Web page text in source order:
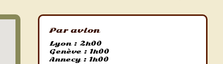
Par avion
Lyon : 2h00
Genève : 1h00
Annecy : 1h00